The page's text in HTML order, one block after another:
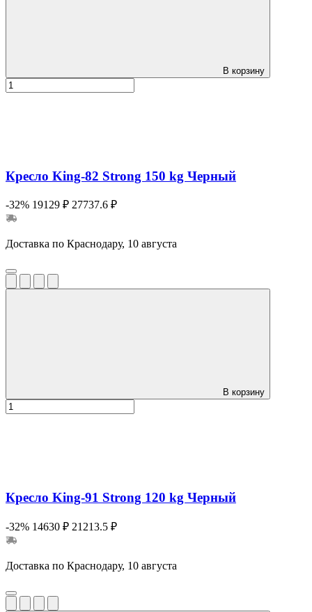
В корзину
Кресло King-82 Strong 150 kg Черный
-32% 19129 ₽ 27737.6 ₽
Доставка по Краснодару, 10 августа
В корзину
Кресло King-91 Strong 120 kg Черный
-32% 14630 ₽ 21213.5 ₽
Доставка по Краснодару, 10 августа